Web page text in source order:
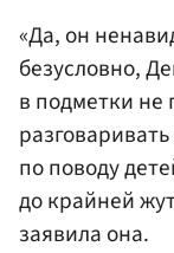
«Да, он
безусловно,
в подметки не
по поводу
до крайней
заявила она.